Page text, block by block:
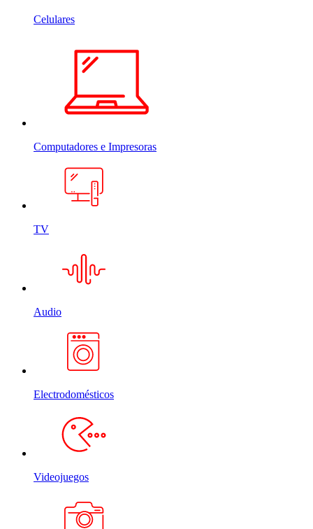
Celulares
Computadores e Impresoras
TV
Audio
Electrodomésticos
Videojuegos